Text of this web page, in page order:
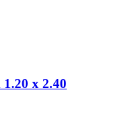
x 2.40